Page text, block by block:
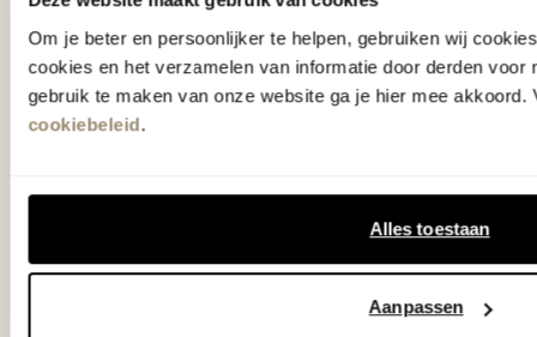
Om je beter en persoonlijker te helpen, gebruiken wij
cookies en het verzamelen van informatie door derden voor
gebruik te maken van onze website ga je hier mee akkoord.
cookiebeleid.
Alles toestaan
Aanpassen
in verrassende materialen en kleuren!
Bekijk onze openingstijden en
bereken je route.